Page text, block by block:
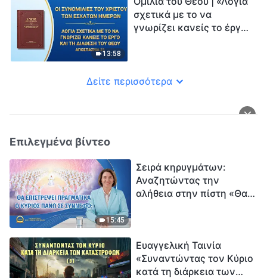
13:58
σχετικά με το να
γνωρίζει κανείς το έργο
Δείτε περισσότερα
Επιλεγμένα βίντεο
15:45
Σειρά κηρυγμάτων:
Αναζητώντας την
αλήθεια στην πίστη «Θα
Ευαγγελική Ταινία
«Συναντώντας τον Κύριο
κατά τη διάρκεια των